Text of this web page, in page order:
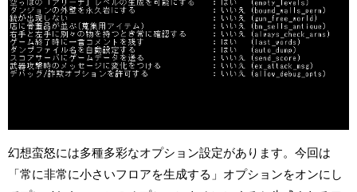
幻想蛮怒には多種多彩なオプション設定があります。今回は
「常に非常に小さいフロアを生成する」オプションをオンにし